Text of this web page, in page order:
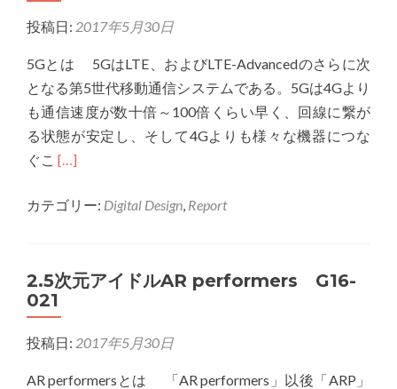
に
よ
可
投稿日: 2017年5月30日
5Gとは 5GはLTE、およびLTE-Advancedのさらに次
となる第5世代移動通信システムである。5Gは4Gより
も通信速度が数十倍～100倍くらい早く、回線に繋が
る状態が安定し、そして4Gよりも様々な機器につな
ぐこ Read
about
ら
次
代
通
[…]
カテゴリー: Digital Design, Report
2.5次元アイドルAR performers G16-
021
投稿日: 2017年5月30日
AR performersとは 「AR performers」以後「ARP」